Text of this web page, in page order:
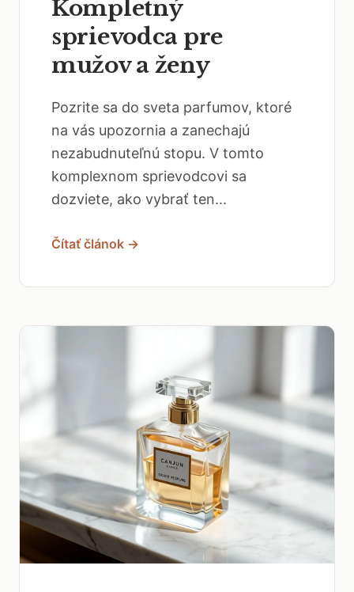
Kompletný
sprievodca pre
mužov a ženy
Pozrite sa do sveta parfumov, ktoré
na vás upozornia a zanechajú
nezabudnuteľnú stopu. V tomto
komplexnom sprievodcovi sa
dozviete, ako vybrať ten...
Čítať článok →